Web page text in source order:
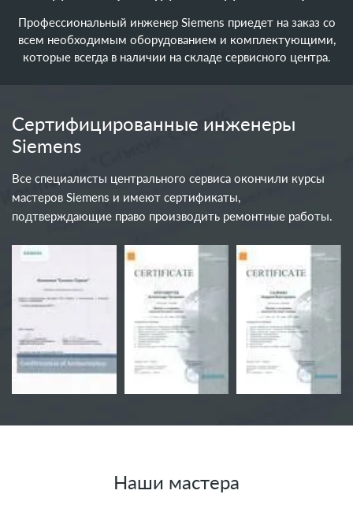
Профессиональный инженер Siemens приедет на заказ со
всем необходимым оборудованием и комплектующими,
которые всегда в наличии на складе сервисного центра.
Сертифицированные инженеры
Siemens
Все специалисты центрального сервиса окончили курсы
мастеров Siemens и имеют сертификаты,
подтверждающие право производить ремонтные работы.
Наши мастера